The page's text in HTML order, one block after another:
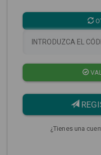
¿Tienes una